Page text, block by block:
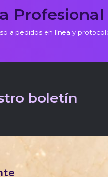
Profesional
a pedidos en línea y
boletín